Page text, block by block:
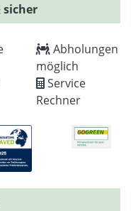
sicher
Abholungen
möglich
Service
Rechner